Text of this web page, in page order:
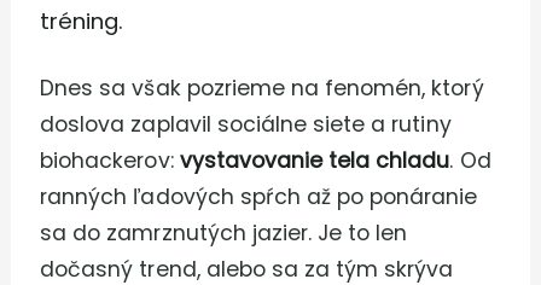
tréning.
Dnes sa však pozrieme na fenomén, ktorý
doslova zaplavil sociálne siete a rutiny
biohackerov: vystavovanie tela chladu. Od
ranných ľadových spŕch až po ponáranie
sa do zamrznutých jazier. Je to len
dočasný trend, alebo sa za tým skrýva